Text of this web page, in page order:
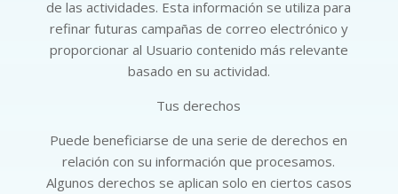
de las actividades. Esta información se utiliza para
refinar futuras campañas de correo electrónico y
proporcionar al Usuario contenido más relevante
basado en su actividad.
Tus derechos
Puede beneficiarse de una serie de derechos en
relación con su información que procesamos.
Algunos derechos se aplican solo en ciertos casos